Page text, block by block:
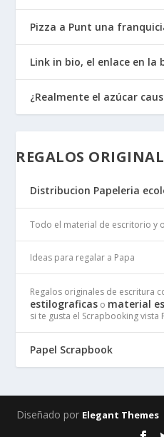
Pizza a Punt una
Link in bio, el enlace en la
¿Realmente el azúcar
REGALOS
Distribucion Papeleria
Todo el material de escritorio y
Ideas para regalar a Papa
Regalos originales de escritura
estilograficas o material
si te gusta el Scrapbooking vista
Papel Scrapbook
Diseñado por Elegant Themes|